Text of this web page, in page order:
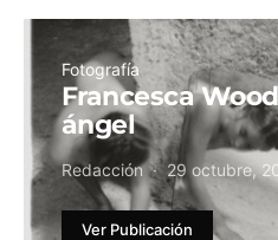
Fotografía
Francesca
ángel
Redacción 29 octubre,
Ver Publicación